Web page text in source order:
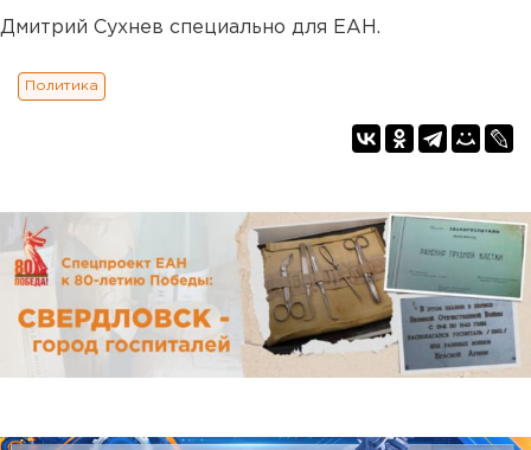
Дмитрий Сухнев специально для ЕАН.
Политика